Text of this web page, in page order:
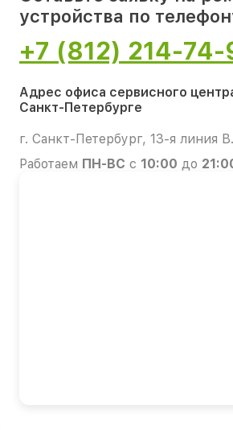
устройства по
+7 (812) 214-74-
Адрес офиса сервисного
Санкт-Петербурге
г. Санкт-Петербург, 13-я линия
Работаем ПН-ВС с 10:00 до